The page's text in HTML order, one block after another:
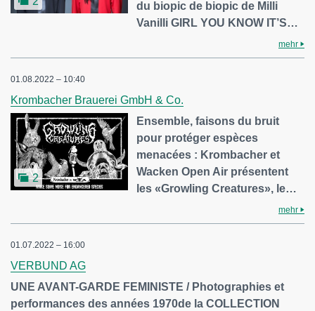
du biopic de biopic de Milli
Vanilli GIRL YOU KNOW IT’S…
mehr
01.08.2022 – 10:40
Krombacher Brauerei GmbH & Co.
2
Ensemble, faisons du bruit
pour protéger espèces
menacées : Krombacher et
Wacken Open Air présentent
les «Growling Creatures», le…
mehr
01.07.2022 – 16:00
VERBUND AG
UNE AVANT-GARDE FEMINISTE / Photographies et
performances des années 1970de la COLLECTION